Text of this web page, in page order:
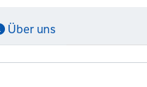
Über uns